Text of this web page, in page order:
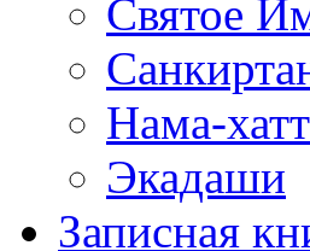
Святое
Нама-
Экадаши
Записная